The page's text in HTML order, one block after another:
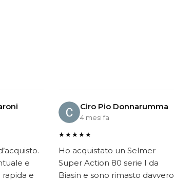
e
rapida e
Ciro Pio Donnarumma
4 mesi fa
★★★★★
Ho acquistato un Selmer
Super Action 80 serie I da
Biasin e sono rimasto davvero